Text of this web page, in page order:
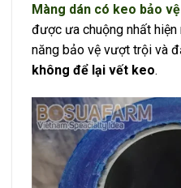
Màng dán có keo bảo
được ưa chuộng nhất hiện
năng bảo vệ vượt trội và
không để lại vết keo.